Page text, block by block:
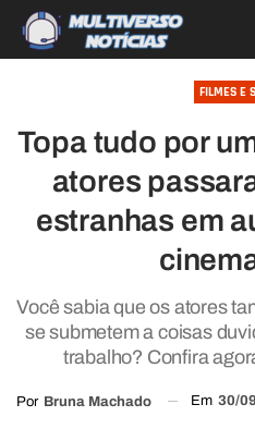
FILMES E
Topa tudo por
atores
estranhas em
Você sabia que os atores
se submetem a coisas
trabalho? Confira
Por Bruna Machado Em 30/